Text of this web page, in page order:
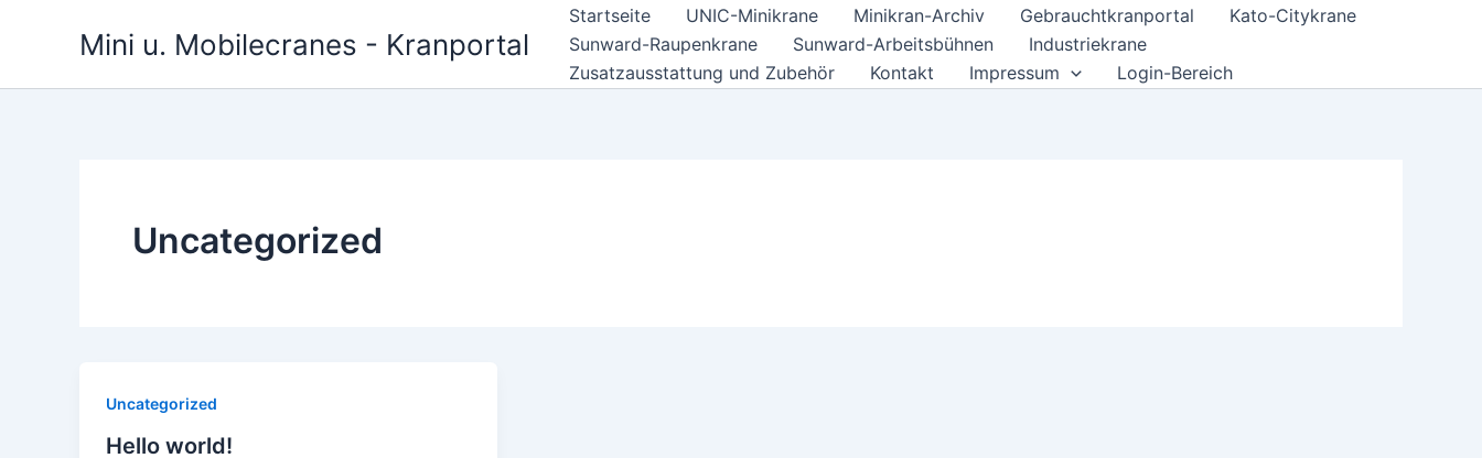
Mini u. Mobilecranes - Kranportal
Startseite UNIC-Minikrane Minikran-Archiv Gebrauchtkranportal
Kato-Citykrane
Sunward-Raupenkrane
Sunward-Arbeitsbühnen
Industriekrane
Zusatzausstattung und Zubehör
Kontakt Impressum Login-Bereich
Uncategorized
Uncategorized
Hello world!